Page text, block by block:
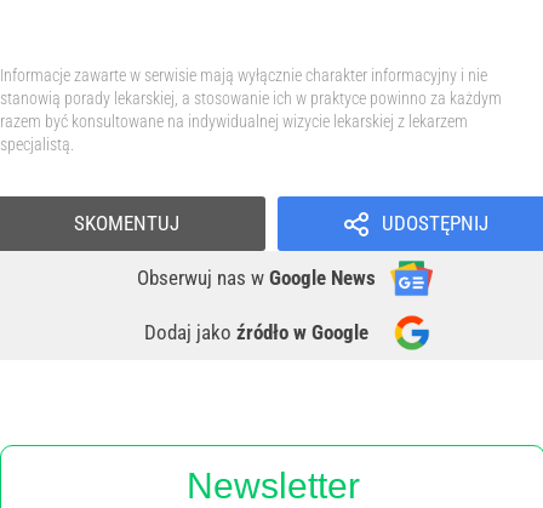
Informacje zawarte w serwisie mają wyłącznie charakter informacyjny i nie
stanowią porady lekarskiej, a stosowanie ich w praktyce powinno za każdym
razem być konsultowane na indywidualnej wizycie lekarskiej z lekarzem
specjalistą.
UDOSTĘPNIJ
Obserwuj nas w Google News
Dodaj jako źródło w Google
SKOMENTUJ
Newsletter